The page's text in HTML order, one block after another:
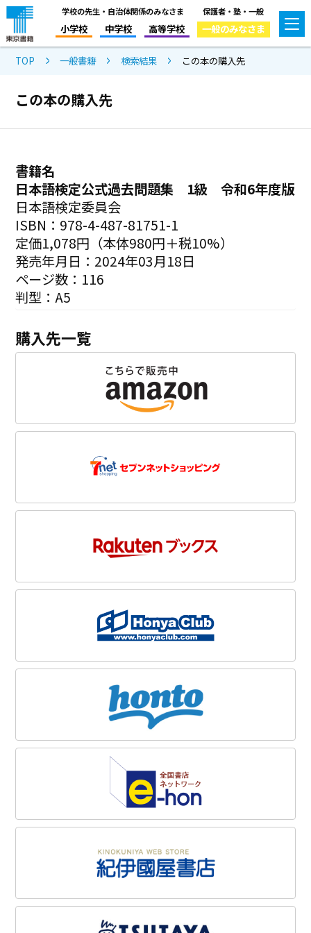
学校の先生・自治体関係のみなさま
小学校 中学校 高等学校
保護者・塾・一般
一般のみなさま
TOP 一般書籍 検索結果 この本の購入先
この本の購入先
書籍名
日本語検定公式過去問題集 1級 令和6年度版
日本語検定委員会
ISBN：978-4-487-81751-1
定価1,078円（本体980円＋税10%）
発売年月日：2024年03月18日
ページ数：116
判型：A5
購入先一覧